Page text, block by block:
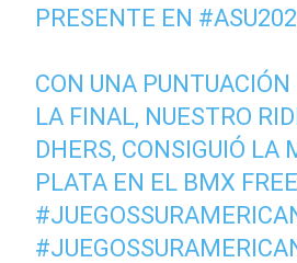
PRESENTE EN
CON UNA
LA FINAL, NUESTRO
DHERS, CONSIGUIÓ LA
PLATA EN EL BMX